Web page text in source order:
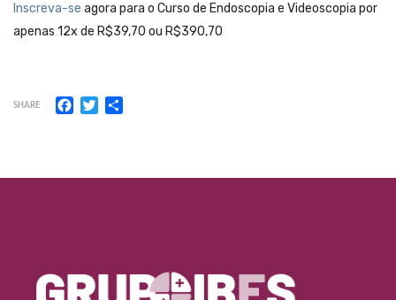
Inscreva-se agora para o Curso de Endoscopia e Videoscopia por
apenas 12x de R$39,70 ou R$390,70
SHARE Facebook
Twitter